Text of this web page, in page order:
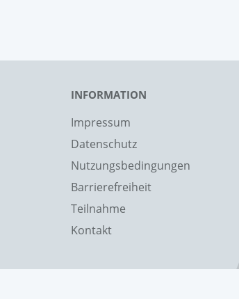
INFORMATION
Impressum
Datenschutz
Nutzungsbedingungen
Barrierefreiheit
Teilnahme
Kontakt